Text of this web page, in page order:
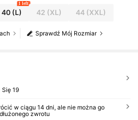
40(L)
1 left
42 (XL) 44 (XXL)
Sprawdź Mój Rozmiar
19
w ciągu 14 dni, ale nie można go
zwrotu